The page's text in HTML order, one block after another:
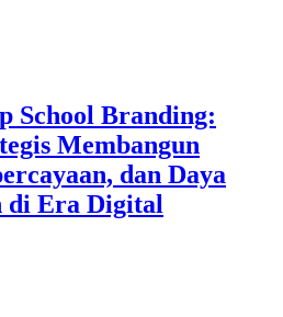
School Branding:
Membangun
dan Daya
di Era Digital